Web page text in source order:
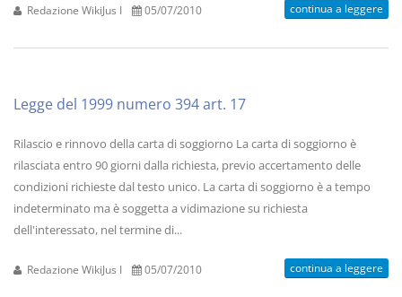
Redazione WikiJus I 05/07/2010 continua a leggere
Legge del 1999 numero 394 art. 17
Rilascio e rinnovo della carta di soggiorno La carta di soggiorno è
rilasciata entro 90 giorni dalla richiesta, previo accertamento delle
condizioni richieste dal testo unico. La carta di soggiorno è a tempo
indeterminato ma è soggetta a vidimazione su richiesta
dell'interessato, nel termine di...
Redazione WikiJus I 05/07/2010 continua a leggere